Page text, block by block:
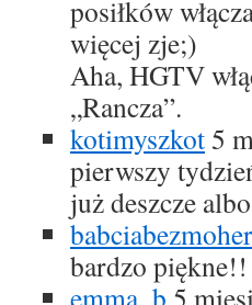
posiłków
więcej zje;)
Aha, HGTV
„Rancza”.
kotimyszkot 5
pierwszy
już deszcze
bardzo
emma_b 5